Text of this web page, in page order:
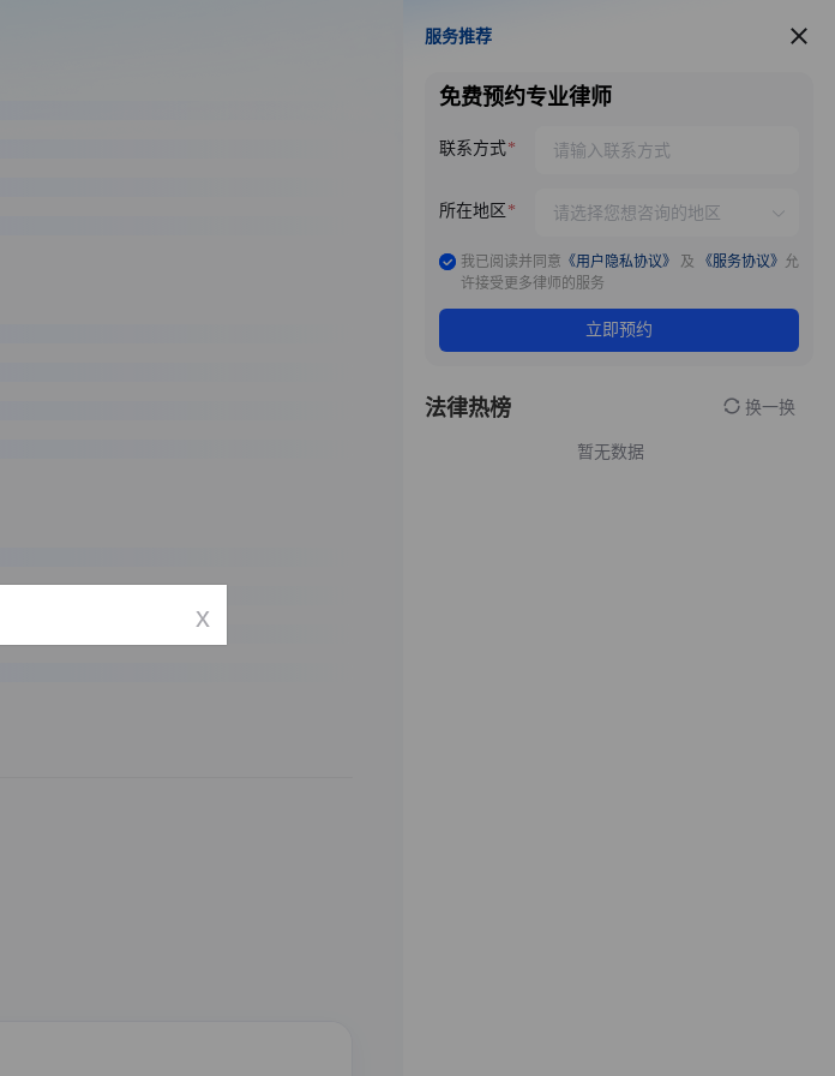
服务推荐
服务推荐
免费预约专业律师
联系方式
所在地区
我已阅读并同意 《用户隐私协议》 及 《服务协议》 允
许接受更多律师的服务
立即预约
法律热榜 换一换
暂无数据
x